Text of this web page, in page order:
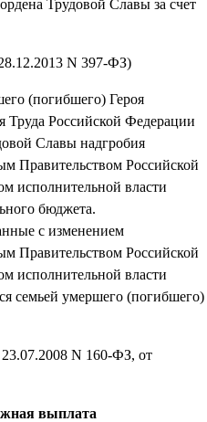
Трудовой Славы за счет
N 397-ФЗ)
(погибшего) Героя
Труда Российской Федерации
Славы надгробия
Правительством Российской
исполнительной власти
бюджета.
с изменением
Правительством Российской
исполнительной власти
семьей умершего (погибшего)
N 160-ФЗ, от
выплата